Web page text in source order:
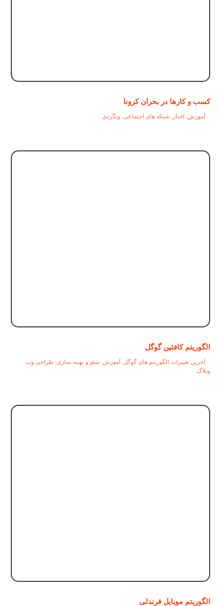
کسب و کارها در بحران کرونا
آموزش, اخبار , شبکه های اجتماعی, وبگردی
الگوریتم کافئین گوگل
آخرین تغییرات الگوریتم های گوگل, آموزش, سئو و بهینه سازی, طراحی وب,
وبلاگ
الگوریتم موبایل فرندلی